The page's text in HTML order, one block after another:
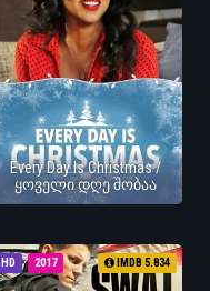
Every Day Is Christmas /
ყოველი დღე შობაა
HD 2017 IMDB 5.834